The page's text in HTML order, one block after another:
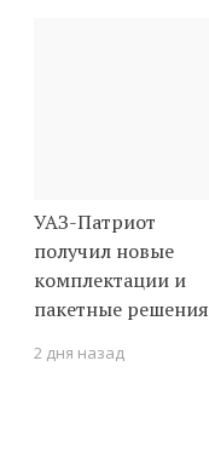
УАЗ-Патриот
получил новые
комплектации и
пакетные решения
2 дня назад